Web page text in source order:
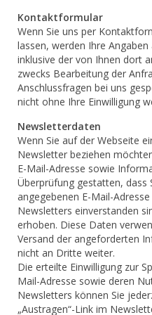
Kontaktformular
Wenn Sie uns per
lassen, werden Ihre
inklusive der von Ihnen dort
zwecks Bearbeitung der
Anschlussfragen bei uns
nicht ohne Ihre Einwilligung
Newsletterdaten
Wenn Sie auf der Webseite
Newsletter beziehen
E-Mail-Adresse sowie
Überprüfung gestatten, dass
angegebenen E-Mail-
Newsletters einverstanden
erhoben. Diese Daten
Versand der angeforderten
nicht an Dritte weiter.
Die erteilte Einwilligung zur
Mail-Adresse sowie deren
Newsletters können Sie
„Austragen“-Link im